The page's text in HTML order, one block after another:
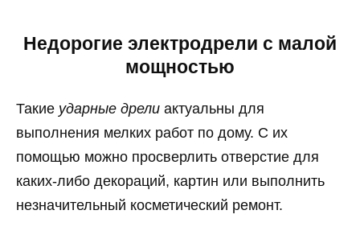
Недорогие электродрели с малой
мощностью
Такие ударные дрели актуальны для
выполнения мелких работ по дому. С их
помощью можно просверлить отверстие для
каких-либо декораций, картин или выполнить
незначительный косметический ремонт.